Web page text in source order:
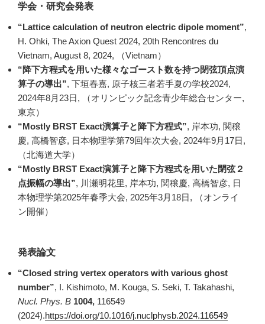
学会・研究会発表
“Lattice calculation of neutron electric dipole moment”,
H. Ohki, The Axion Quest 2024, 20th Rencontres du
Vietnam, August 8, 2024, （Vietnam）
“降下方程式を用いた様々なゴースト数を持つ閉弦頂点演
算子の導出”, 下垣春嘉, 原子核三者若手夏の学校2024,
2024年8月23日, （オリンピック記念青少年総合センター,
東京）
“Mostly BRST Exact演算子と降下方程式”, 岸本功, 関穣
慶, 高橋智彦, 日本物理学第79回年次大会, 2024年9月17日,
（北海道大学）
“Mostly BRST Exact演算子と降下方程式を用いた閉弦２
点振幅の導出”, 川瀬明花里, 岸本功, 関穣慶, 高橋智彦, 日
本物理学第2025年春季大会, 2025年3月18日, （オンライ
ン開催）
発表論文
“Closed string vertex operators with various ghost
number”, I. Kishimoto, M. Kouga, S. Seki, T. Takahashi,
Nucl. Phys. B 1004, 116549
(2024).https://doi.org/10.1016/j.nuclphysb.2024.116549